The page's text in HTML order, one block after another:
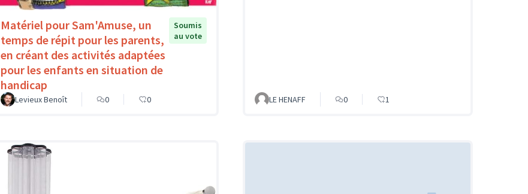
Matériel pour Sam'Amuse, un
temps de répit pour les parents,
en créant des activités adaptées
pour les enfants en situation de
handicap
Soumis
au vote
Levieux Benoît 0 0 LE HENAFF 0 1